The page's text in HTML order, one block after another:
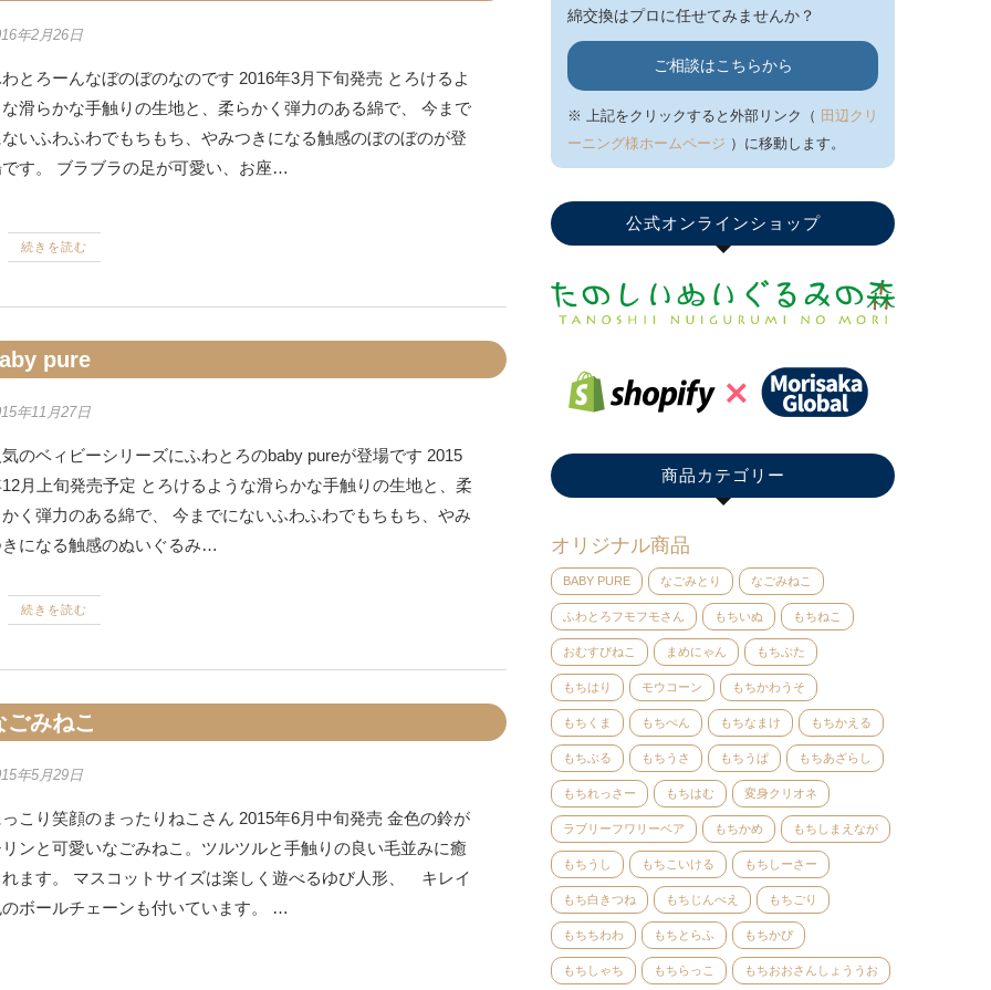
年2月26日
とろーんなぼのぼのなのです 2016年3月下旬発売 とろけるよ
滑らかな手触りの生地と、柔らかく弾力のある綿で、 今まで
いふわふわでもちもち、やみつきになる触感のぼのぼのが登
す。 ブラブラの足が可愛い、お座…
続きを読む
pure
年11月27日
のベィビーシリーズにふわとろのbaby pureが登場です 2015
月上旬発売予定 とろけるような滑らかな手触りの生地と、柔
く弾力のある綿で、 今までにないふわふわでもちもち、やみ
になる触感のぬいぐるみ…
続きを読む
ごみねこ
年5月29日
こり笑顔のまったりねこさん 2015年6月中旬発売 金色の鈴が
ンと可愛いなごみねこ。ツルツルと手触りの良い毛並みに癒
ます。 マスコットサイズは楽しく遊べるゆび人形、 キレイ
ボールチェーンも付いています。 …
綿交換はプロに任せてみませんか？
ご相談はこちらから
※ 上記をクリックすると外部リンク（ 田辺クリ
ーニング様ホームページ ）に移動します。
公式オンラインショップ
商品カテゴリー
オリジナル商品
BABY PURE なごみとり なごみねこ
ふわとろフモフモさん もちいぬ もちねこ
おむすびねこ まめにゃん もちぶた
もちはり モウコーン もちかわうそ
もちくま もちぺん もちなまけ もちかえる
もちぶる もちうさ もちうぱ もちあざらし
もちれっさー もちはむ 変身クリオネ
ラブリーフワリーベア もちかめ もちしまえなが
もちうし もちこいける もちしーさー
もち白きつね もちじんべえ もちごり
もちちわわ もちとらふ もちかぴ
もちしゃち もちらっこ もちおおさんしょううお